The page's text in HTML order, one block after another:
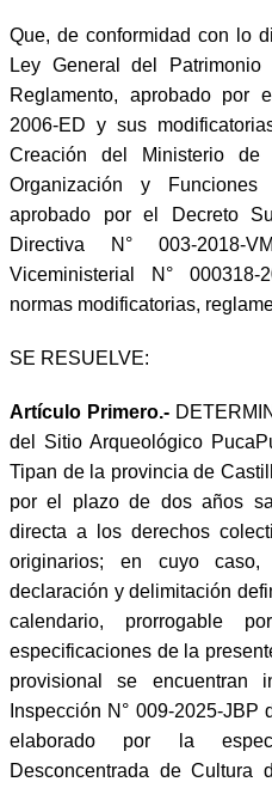
Que, de conformidad con lo
Ley General del
Reglamento, aprobado por
2006-ED y sus
Creación del Ministerio
Organización y
aprobado por el Decreto
Directiva N° 003-2018-
Viceministerial N° 000318-
normas modificatorias,
SE RESUELVE:
Artículo Primero.-
del Sitio Arqueológico
Tipan de la provincia de
por el plazo de dos años
directa a los derechos
originarios; en cuyo
declaración y delimitación
calendario, prorrogable
especificaciones de la
provisional se encuentran
Inspección N° 009-2025-
elaborado por la
Desconcentrada de Cultura